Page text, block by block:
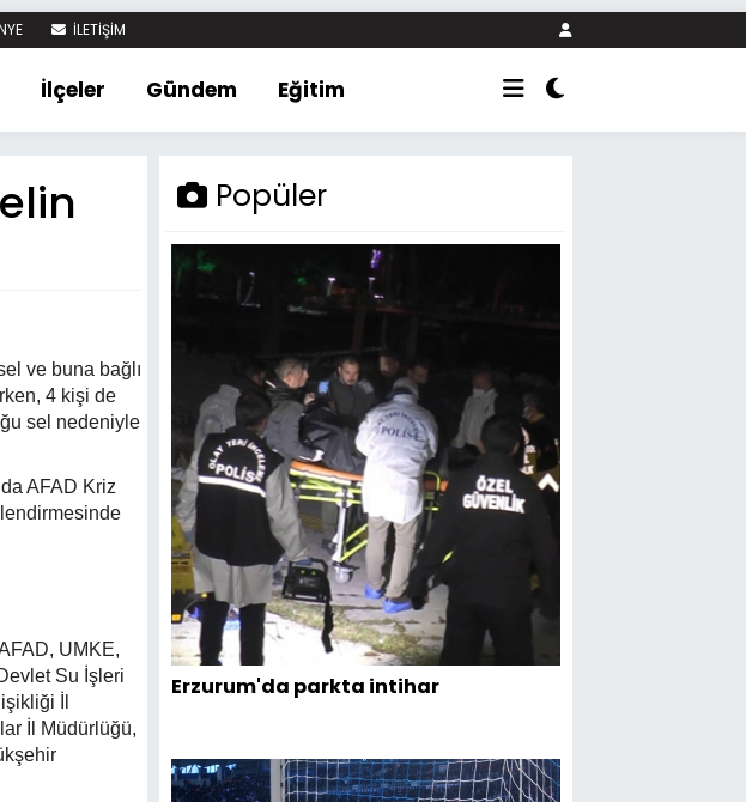
İLETİŞİM
İlçeler Gündem Eğitim
ve buna bağlı
4 kişi de
sel nedeniyle
AFAD Kriz
UMKE,
Su İşleri
İl
İl Müdürlüğü,
Popüler
Erzurum'da parkta intihar